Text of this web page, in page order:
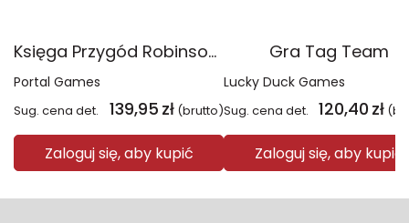
Księga Przygód Robinson Crusoe
Portal Games
Sug. cena det. 139,95 zł (brutto)
Zaloguj się, aby kupić
Gra Tag Team
Lucky Duck Games
Sug. cena det. 120,40 zł
Zaloguj się, aby kupić